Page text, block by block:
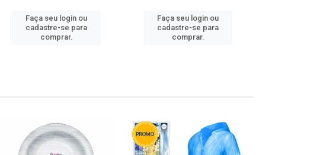
Faça seu login ou
cadastre-se para
comprar.
Faça seu login ou
cadastre-se para
comprar.